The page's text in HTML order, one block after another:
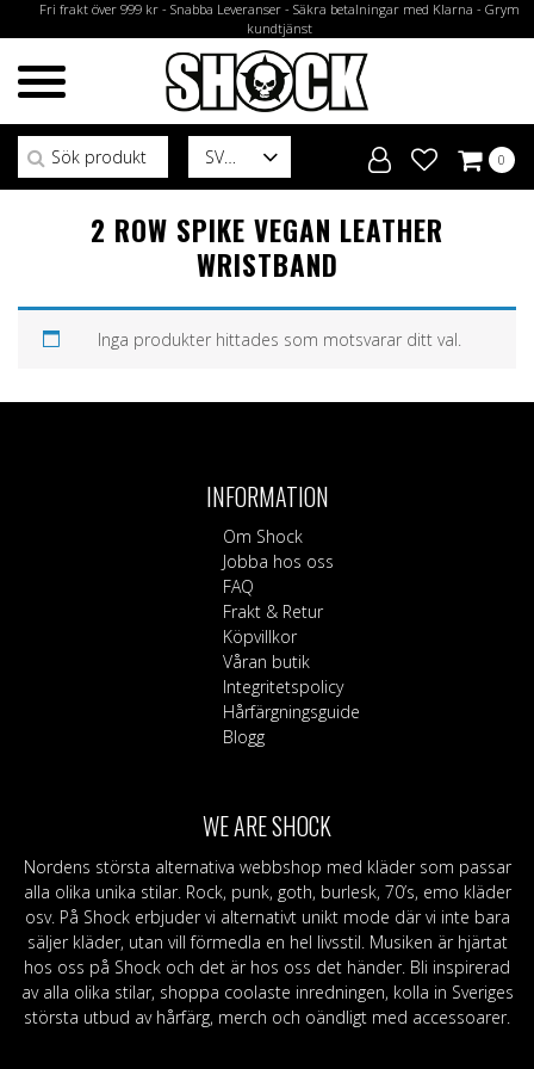
Fri frakt över 999 kr - Snabba Leveranser - Säkra betalningar med Klarna - Grym
kundtjänst
SV
Sök efter:
0
2 ROW SPIKE VEGAN LEATHER
WRISTBAND
Inga produkter hittades som motsvarar ditt val.
INFORMATION
Om Shock
Jobba hos oss
FAQ
Frakt & Retur
Köpvillkor
Våran butik
Integritetspolicy
Hårfärgningsguide
Blogg
WE ARE SHOCK
Nordens största alternativa webbshop med kläder som passar
alla olika unika stilar. Rock, punk, goth, burlesk, 70’s, emo kläder
osv. På Shock erbjuder vi alternativt unikt mode där vi inte bara
säljer kläder, utan vill förmedla en hel livsstil. Musiken är hjärtat
hos oss på Shock och det är hos oss det händer. Bli inspirerad
av alla olika stilar, shoppa coolaste inredningen, kolla in Sveriges
största utbud av hårfärg, merch och oändligt med accessoarer.